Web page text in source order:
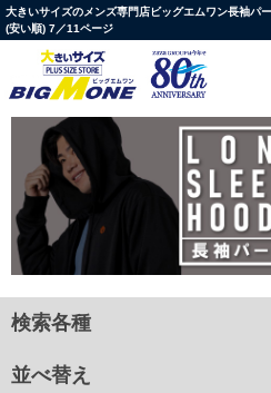
大きいサイズのメンズ専門店ビッグエムワン長袖パ
(安い順) 7／11ページ
検索各種
並べ替え